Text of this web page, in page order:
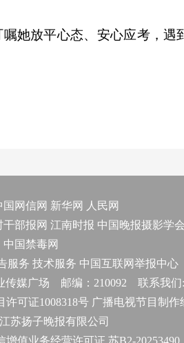
她放平心态、安心应考，遇
国网信网 新华网
人民网
干部报网 江南时报 中国晚报摄影学
中国禁毒网
服务 技术服务 中国互联网举报中心
传媒广场 邮编：210092 联系我们
可证1008318号 广播电视节目制
苏扬子晚报有限公司
增值业务经营许可证 苏B2-20253490